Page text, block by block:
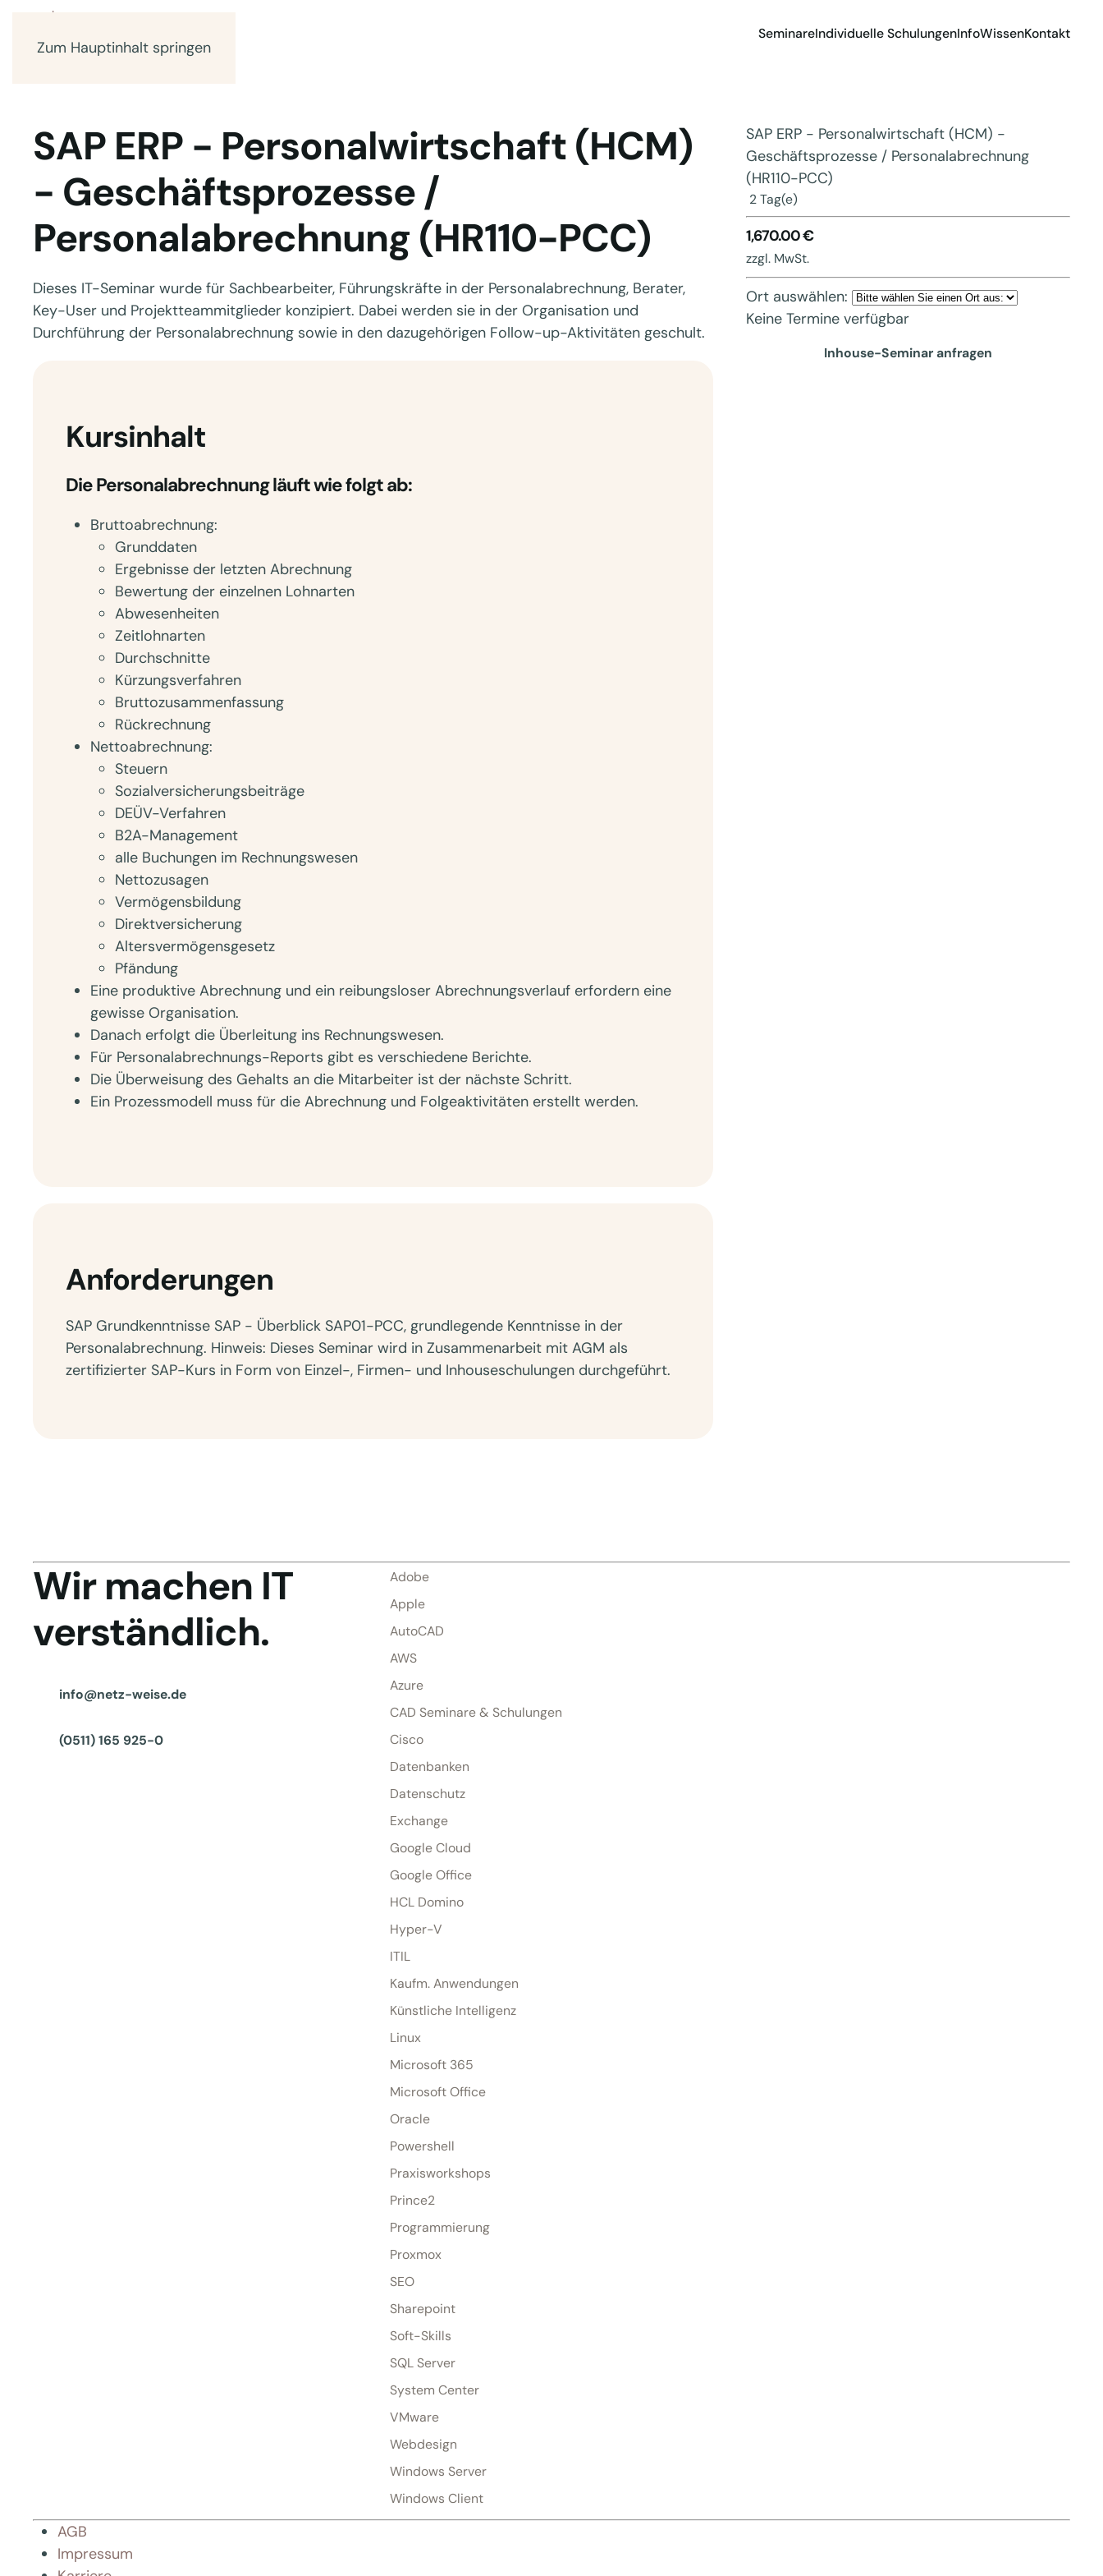
Zum Hauptinhalt springen
SeminareIndividuelle SchulungenInfoWissenKontakt
SAP ERP - Personalwirtschaft (HCM)
- Geschäftsprozesse /
Personalabrechnung (HR110-PCC)
Dieses IT-Seminar wurde für Sachbearbeiter, Führungskräfte in der Personalabrechnung, Berater,
Key-User und Projektteammitglieder konzipiert. Dabei werden sie in der Organisation und
Durchführung der Personalabrechnung sowie in den dazugehörigen Follow-up-Aktivitäten geschult.
Kursinhalt
Die Personalabrechnung läuft wie folgt ab:
Bruttoabrechnung:
Grunddaten
Ergebnisse der letzten Abrechnung
Bewertung der einzelnen Lohnarten
Abwesenheiten
Zeitlohnarten
Durchschnitte
Kürzungsverfahren
Bruttozusammenfassung
Rückrechnung
Nettoabrechnung:
Steuern
Sozialversicherungsbeiträge
DEÜV-Verfahren
B2A-Management
alle Buchungen im Rechnungswesen
Nettozusagen
Vermögensbildung
Direktversicherung
Altersvermögensgesetz
Pfändung
Eine produktive Abrechnung und ein reibungsloser Abrechnungsverlauf erfordern eine
gewisse Organisation.
Danach erfolgt die Überleitung ins Rechnungswesen.
Für Personalabrechnungs-Reports gibt es verschiedene Berichte.
Die Überweisung des Gehalts an die Mitarbeiter ist der nächste Schritt.
Ein Prozessmodell muss für die Abrechnung und Folgeaktivitäten erstellt werden.
Anforderungen
SAP Grundkenntnisse SAP - Überblick SAP01-PCC, grundlegende Kenntnisse in der
Personalabrechnung. Hinweis: Dieses Seminar wird in Zusammenarbeit mit AGM als
zertifizierter SAP-Kurs in Form von Einzel-, Firmen- und Inhouseschulungen durchgeführt.
SAP ERP - Personalwirtschaft (HCM) -
Geschäftsprozesse / Personalabrechnung
(HR110-PCC)
2 Tag(e)
1,670.00 €
zzgl. MwSt.
Ort auswählen:
Keine Termine verfügbar
Inhouse-Seminar anfragen
Wir machen IT
verständlich.
info@netz-weise.de
(0511) 165 925-0
Adobe
Apple
AutoCAD
AWS
Azure
CAD Seminare & Schulungen
Cisco
Datenbanken
Datenschutz
Exchange
Google Cloud
Google Office
HCL Domino
Hyper-V
ITIL
Kaufm. Anwendungen
Künstliche Intelligenz
Linux
Microsoft 365
Microsoft Office
Oracle
Powershell
Praxisworkshops
Prince2
Programmierung
Proxmox
SEO
Sharepoint
Soft-Skills
SQL Server
System Center
VMware
Webdesign
Windows Server
Windows Client
AGB
Impressum